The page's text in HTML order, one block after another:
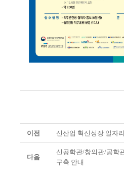
이전 신산업 혁신성장 일자
다음
신공학관/창의관/공학
구축 안내